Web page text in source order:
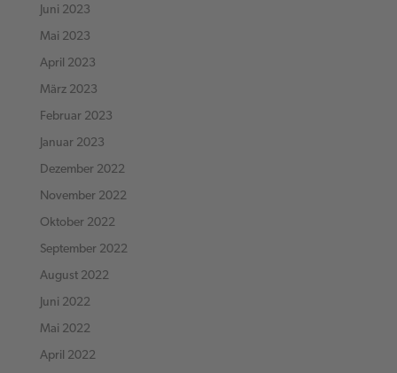
Juni 2023
Mai 2023
April 2023
März 2023
Februar 2023
Januar 2023
Dezember 2022
November 2022
Oktober 2022
September 2022
August 2022
Juni 2022
Mai 2022
April 2022